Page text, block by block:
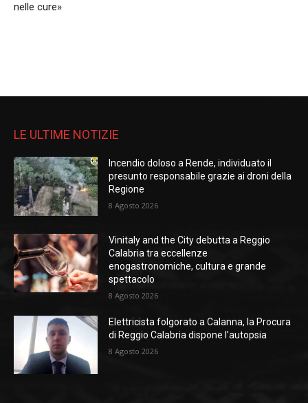
nelle cure»
LE ULTIME NOTIZIE
Incendio doloso a Rende, individuato il
presunto responsabile grazie ai droni della
Regione
8 Agosto 2026
Vinitaly and the City debutta a Reggio
Calabria tra eccellenze
enogastronomiche, cultura e grande
spettacolo
8 Agosto 2026
Elettricista folgorato a Calanna, la Procura
di Reggio Calabria dispone l’autopsia
8 Agosto 2026